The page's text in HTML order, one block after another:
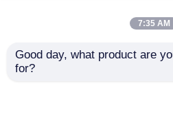
ড্রিল রিগ মেশিন
মাইনিং ড্রিলিং রিগ টুলস, T51
7:35 AM
Good day, what product are
for?